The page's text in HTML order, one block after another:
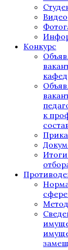
Видео
Конкурс
к